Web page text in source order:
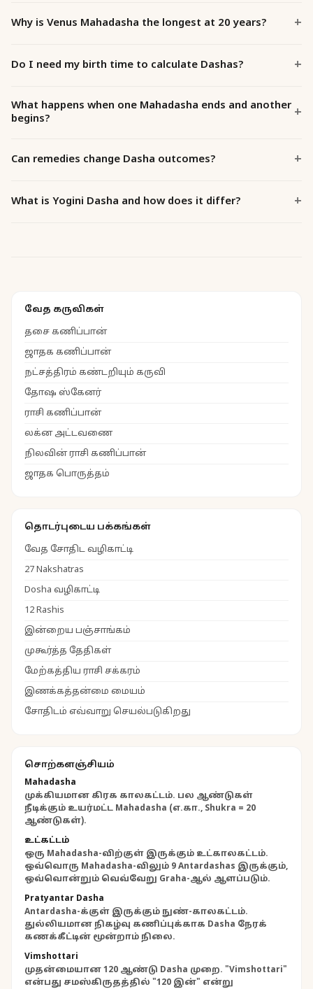
Why is Venus Mahadasha the longest at 20 years?
Do I need my birth time to calculate Dashas?
What happens when one Mahadasha ends and another
begins?
Can remedies change Dasha outcomes?
What is Yogini Dasha and how does it differ?
வேத கருவிகள்
தசை கணிப்பான்
ஜாதக கணிப்பான்
நட்சத்திரம் கண்டறியும் கருவி
தோஷ ஸ்கேனர்
ராசி கணிப்பான்
லக்ன அட்டவணை
நிலவின் ராசி கணிப்பான்
ஜாதக பொருத்தம்
தொடர்புடைய பக்கங்கள்
வேத சோதிட வழிகாட்டி
27 Nakshatras
Dosha வழிகாட்டி
12 Rashis
இன்றைய பஞ்சாங்கம்
முகூர்த்த தேதிகள்
மேற்கத்திய ராசி சக்கரம்
இணக்கத்தன்மை மையம்
சோதிடம் எவ்வாறு செயல்படுகிறது
சொற்களஞ்சியம்
Mahadasha
முக்கியமான கிரக காலகட்டம். பல ஆண்டுகள்
நீடிக்கும் உயர்மட்ட Mahadasha (எ.கா., Shukra = 20
ஆண்டுகள்).
உட்கட்டம்
ஒரு Mahadasha-விற்குள் இருக்கும் உட்காலகட்டம்.
ஒவ்வொரு Mahadasha-விலும் 9 Antardashas இருக்கும்,
ஒவ்வொன்றும் வெவ்வேறு Graha-ஆல் ஆளப்படும்.
Pratyantar Dasha
Antardasha-க்குள் இருக்கும் நுண்-காலகட்டம்.
துல்லியமான நிகழ்வு கணிப்புக்காக Dasha நேரக்
கணக்கீட்டின் மூன்றாம் நிலை.
Vimshottari
முதன்மையான 120 ஆண்டு Dasha முறை. "Vimshottari"
என்பது சமஸ்கிருதத்தில் "120 இன்" என்று